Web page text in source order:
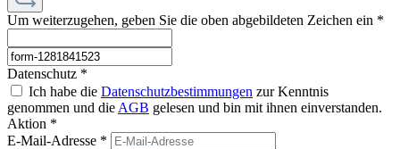
Um weiterzugehen, geben Sie die oben abgebildeten Zeichen ein *
Datenschutz *
Ich habe die Datenschutzbestimmungen zur Kenntnis
genommen und die AGB gelesen und bin mit ihnen einverstanden.
Aktion *
E-Mail-Adresse *